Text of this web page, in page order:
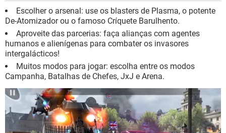
Escolher o arsenal: use os blasters de Plasma, o potente
De-Atomizador ou o famoso Críquete Barulhento.
Aproveite das parcerias: faça alianças com agentes
humanos e alienígenas para combater os invasores
intergalácticos!
Muitos modos para jogar: escolha entre os modos
Campanha, Batalhas de Chefes, JxJ e Arena.